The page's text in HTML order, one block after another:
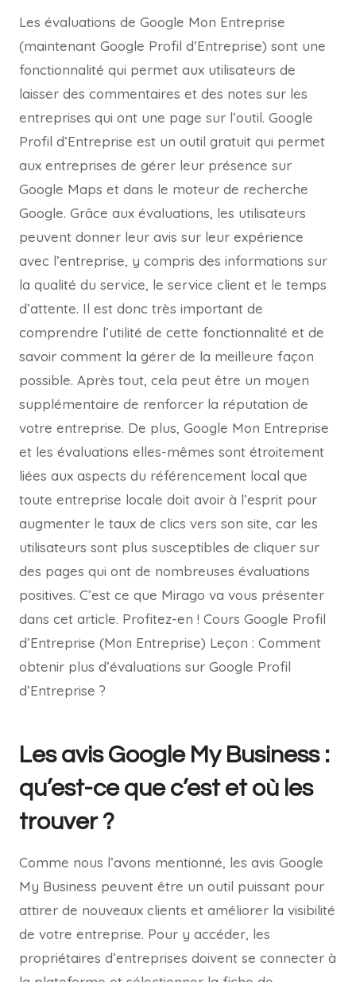
Les évaluations de Google Mon Entreprise
(maintenant Google Profil d’Entreprise) sont une
fonctionnalité qui permet aux utilisateurs de
laisser des commentaires et des notes sur les
entreprises qui ont une page sur l’outil. Google
Profil d’Entreprise est un outil gratuit qui permet
aux entreprises de gérer leur présence sur
Google Maps et dans le moteur de recherche
Google. Grâce aux évaluations, les utilisateurs
peuvent donner leur avis sur leur expérience
avec l’entreprise, y compris des informations sur
la qualité du service, le service client et le temps
d’attente. Il est donc très important de
comprendre l’utilité de cette fonctionnalité et de
savoir comment la gérer de la meilleure façon
possible. Après tout, cela peut être un moyen
supplémentaire de renforcer la réputation de
votre entreprise. De plus, Google Mon Entreprise
et les évaluations elles-mêmes sont étroitement
liées aux aspects du référencement local que
toute entreprise locale doit avoir à l’esprit pour
augmenter le taux de clics vers son site, car les
utilisateurs sont plus susceptibles de cliquer sur
des pages qui ont de nombreuses évaluations
positives. C’est ce que Mirago va vous présenter
dans cet article. Profitez-en ! Cours Google Profil
d’Entreprise (Mon Entreprise) Leçon : Comment
obtenir plus d’évaluations sur Google Profil
d’Entreprise ?
Les avis Google My Business :
qu’est-ce que c’est et où les
trouver ?
Comme nous l’avons mentionné, les avis Google
My Business peuvent être un outil puissant pour
attirer de nouveaux clients et améliorer la visibilité
de votre entreprise. Pour y accéder, les
propriétaires d’entreprises doivent se connecter à